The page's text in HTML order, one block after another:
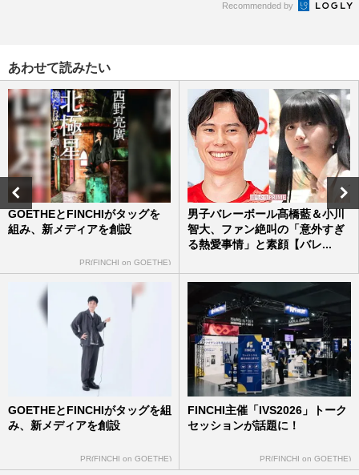
Recommended by
あわせて読みたい
GOETHEとFINCHIがタッグを
組み、新メディアを創設
PR(FINCHI on GOETHE)
男子バレーボール髙橋藍＆小川
智大、ファン絶叫の「意外すぎ
る熱愛事情」と素顔【バレ...
GOETHEとFINCHIがタッグを組
み、新メディアを創設
PR(FINCHI on GOETHE)
FINCHI主催「IVS2026」トーク
セッションが話題に！
PR(FINCHI on GOETHE)